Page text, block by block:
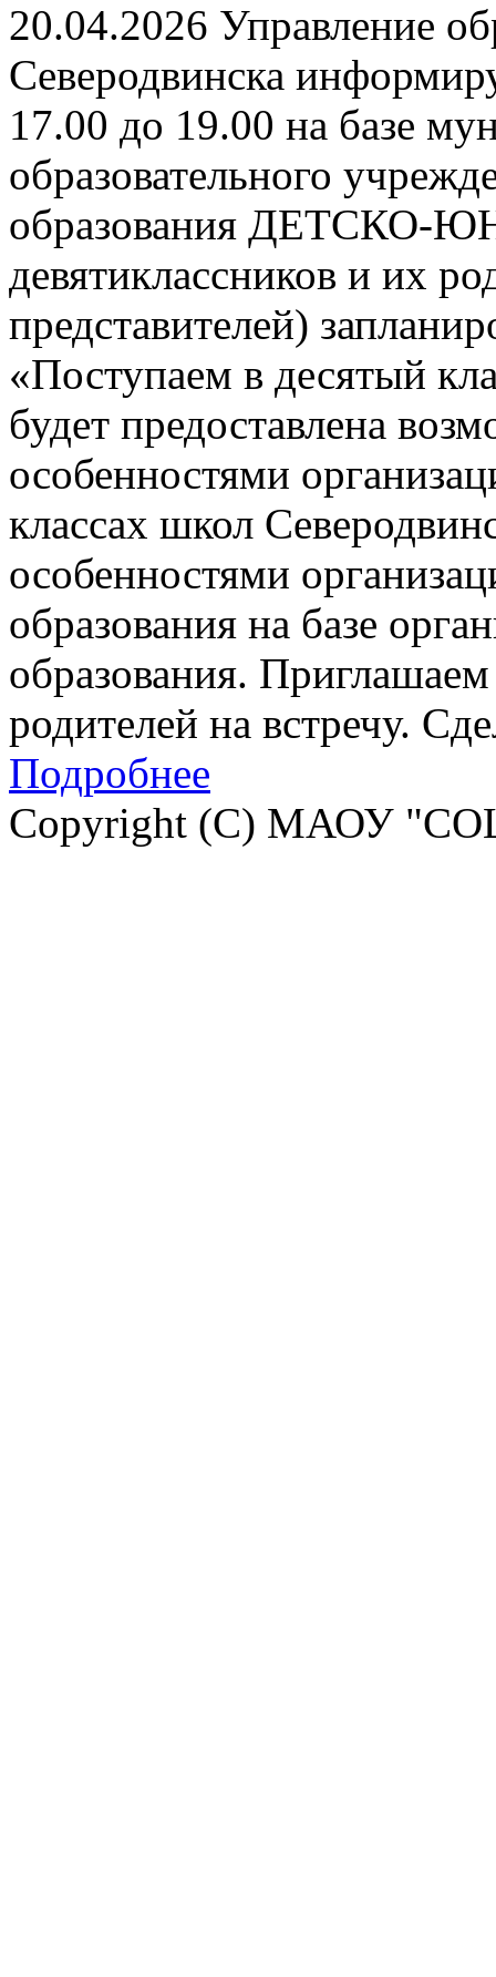
20.04.2026 Управление
Северодвинска
17.00 до 19.00 на базе
образовательного
образования
девятиклассников и их
представителей)
«Поступаем в десятый
будет предоставлена
особенностями
классах школ
особенностями
образования на базе
образования.
родителей на встречу.
Подробнее
Copyright (C) МАОУ